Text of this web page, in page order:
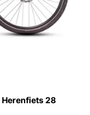
Herenfiets 28